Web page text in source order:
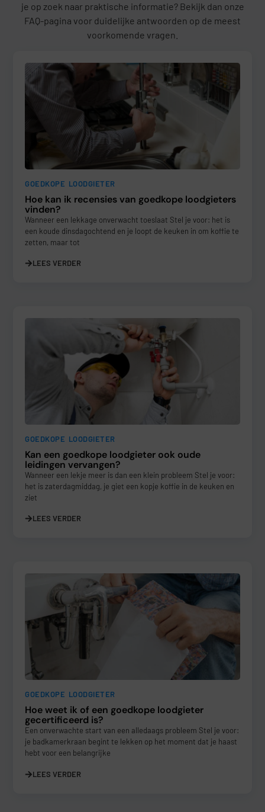
je op zoek naar praktische informatie? Bekijk dan onze
FAQ-pagina voor duidelijke antwoorden op de meest
voorkomende vragen.
GOEDKOPE LOODGIETER
Hoe kan ik recensies van goedkope loodgieters
vinden?
Wanneer een lekkage onverwacht toeslaat Stel je voor: het is
een koude dinsdagochtend en je loopt de keuken in om koffie te
zetten, maar tot
LEES VERDER
GOEDKOPE LOODGIETER
Kan een goedkope loodgieter ook oude
leidingen vervangen?
Wanneer een lekje meer is dan een klein probleem Stel je voor:
het is zaterdagmiddag, je giet een kopje koffie in de keuken en
ziet
LEES VERDER
GOEDKOPE LOODGIETER
Hoe weet ik of een goedkope loodgieter
gecertificeerd is?
Een onverwachte start van een alledaags probleem Stel je voor:
je badkamerkraan begint te lekken op het moment dat je haast
hebt voor een belangrijke
LEES VERDER